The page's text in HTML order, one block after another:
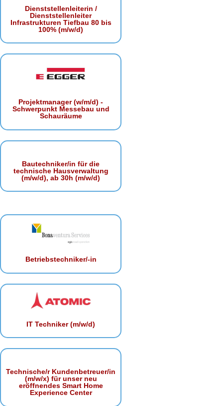
Dienststellenleiterin /
Dienststellenleiter
Infrastrukturen Tiefbau 80 bis
100% (m/w/d)
Projektmanager (w/m/d) -
Schwerpunkt Messebau und
Schauräume
Bautechniker/in für die
technische Hausverwaltung
(m/w/d), ab 30h (m/w/d)
Betriebstechniker/-in
IT Techniker (m/w/d)
Technische/r Kundenbetreuer/in
(m/w/x) für unser neu
eröffnendes Smart Home
Experience Center